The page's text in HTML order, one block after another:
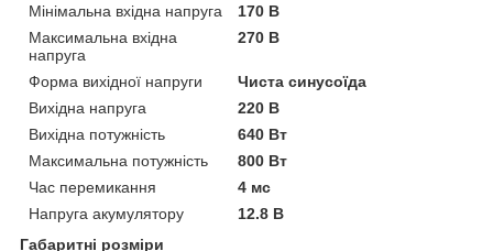
Мінімальна вхідна напруга
170 В
Максимальна вхідна
напруга
270 В
Форма вихідної напруги
Чиста синусоїда
Вихідна напруга
220 В
Вихідна потужність
640 Вт
Максимальна потужність
800 Вт
Час перемикання
4 мс
Напруга акумулятору
12.8 В
Габаритні розміри